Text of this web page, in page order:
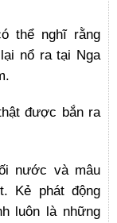
thể nghĩ rằng
nổ ra tại Nga
được bắn ra
nước và mâu
Kẻ phát động
luôn là những